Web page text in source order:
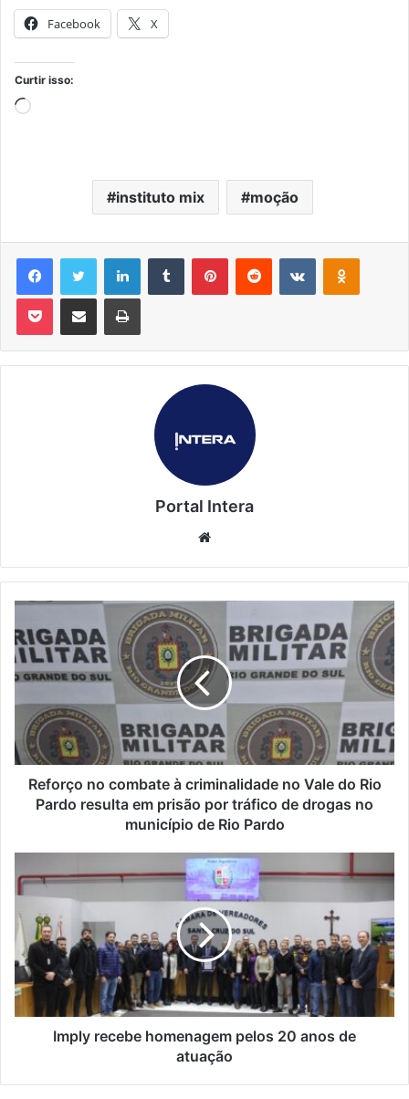
Facebook X
Curtir isso:
Carregando...
instituto mix moção
FacebookTwitter LinkedinTumblr PinterestReddit VK OK
Pocket Compartilhar via e-mail Imprimir
Portal Intera
Reforço no combate à criminalidade no Vale do Rio
Pardo resulta em prisão por tráfico de drogas no
município de Rio Pardo
Imply recebe homenagem pelos 20 anos de
atuação